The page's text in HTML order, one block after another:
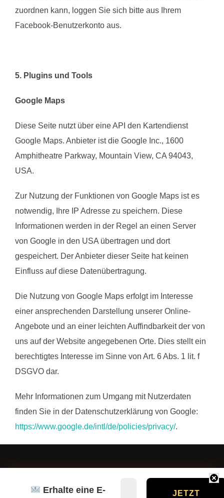
zuordnen kann, loggen Sie sich bitte aus Ihrem
Facebook-Benutzerkonto aus.
5. Plugins und Tools
Google Maps
Diese Seite nutzt über eine API den Kartendienst
Google Maps. Anbieter ist die Google Inc., 1600
Amphitheatre Parkway, Mountain View, CA 94043,
USA.
Zur Nutzung der Funktionen von Google Maps ist es
notwendig, Ihre IP Adresse zu speichern. Diese
Informationen werden in der Regel an einen Server
von Google in den USA übertragen und dort
gespeichert. Der Anbieter dieser Seite hat keinen
Einfluss auf diese Datenübertragung.
Die Nutzung von Google Maps erfolgt im Interesse
einer ansprechenden Darstellung unserer Online-
Angebote und an einer leichten Auffindbarkeit der von
uns auf der Website angegebenen Orte. Dies stellt ein
berechtigtes Interesse im Sinne von Art. 6 Abs. 1 lit. f
DSGVO dar.
Mehr Informationen zum Umgang mit Nutzerdaten
finden Sie in der Datenschutzerklärung von Google:
https://www.google.de/intl/de/policies/privacy/.
Erhalte eine E-